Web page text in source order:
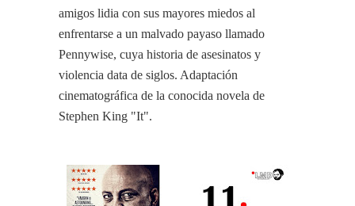
amigos lidia con sus mayores miedos al
enfrentarse a un malvado payaso llamado
Pennywise, cuya historia de asesinatos y
violencia data de siglos. Adaptación
cinematográfica de la conocida novela de
Stephen King "It".